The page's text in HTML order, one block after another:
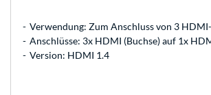
Verwendung: Zum Anschluss von 3
Anschlüsse: 3x HDMI (Buchse) auf 1x
Version: HDMI 1.4